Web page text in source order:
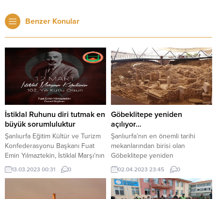
Benzer Konular
İstiklal Ruhunu diri tutmak en
büyük sorumluluktur
Şanlıurfa Eğitim Kültür ve Turizm
Konfederasyonu Başkanı Fuat
Emin Yılmaztekin, İstiklal Marşı’nın
Türkiye Büyük Millet Meclisi
(TBMM) tarafından kabulünün 102.
Günü nedeniyle bir mesaj
13.03.2023 00:31 0
Göbeklitepe yeniden
açılıyor…
Şanlıurfa’nın en önemli tarihi
mekanlarından birisi olan
Göbeklitepe yeniden
ziyaretçilerine kapılarını açıyor.
Kahramanmaraş merkezli
meydana gelen büyük
depremlerin ardından önlem
02.04.2023 23:45 0